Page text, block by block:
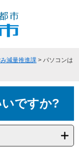
減量推進課 > パソコンは
ですか?